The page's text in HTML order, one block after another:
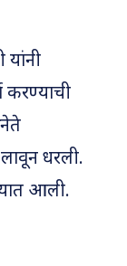
यांनी
करण्याची
धरली.
आली.